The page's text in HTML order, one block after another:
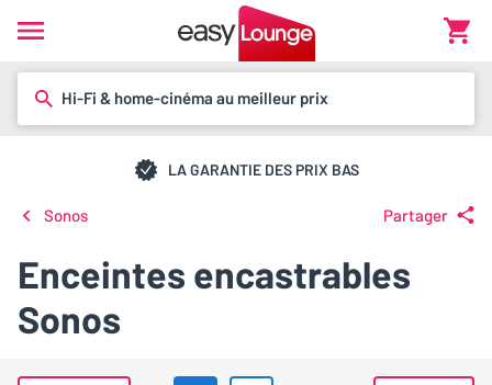
Hi-Fi & home-cinéma au meilleur prix
LA GARANTIE DES PRIX BAS
Sonos Partager
Enceintes encastrables
Sonos